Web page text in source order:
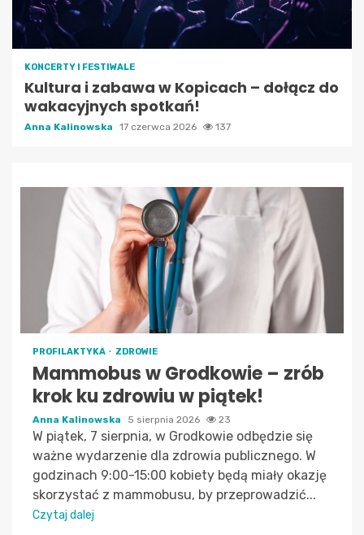
KONCERTY I FESTIWALE
Kultura i zabawa w Kopicach – dołącz do
wakacyjnych spotkań!
Anna Kalinowska 17 czerwca 2026 137
PROFILAKTYKA ZDROWIE
Mammobus w Grodkowie – zrób
krok ku zdrowiu w piątek!
Anna Kalinowska 5 sierpnia 2026 23
W piątek, 7 sierpnia, w Grodkowie odbędzie się
ważne wydarzenie dla zdrowia publicznego. W
godzinach 9:00-15:00 kobiety będą miały okazję
skorzystać z mammobusu, by przeprowadzić...
Czytaj dalej